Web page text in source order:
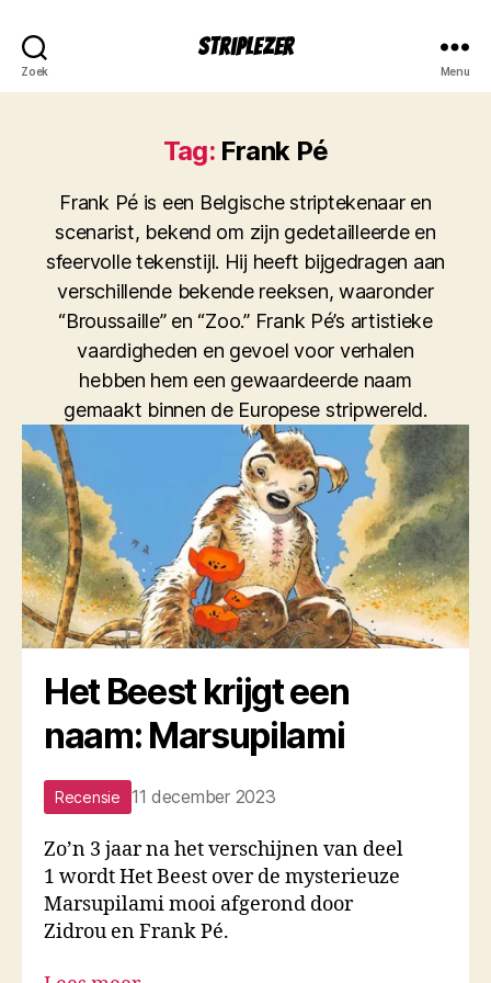
Zoek
Striplezer
Menu
Tag: Frank Pé
Frank Pé is een Belgische striptekenaar en
scenarist, bekend om zijn gedetailleerde en
sfeervolle tekenstijl. Hij heeft bijgedragen aan
verschillende bekende reeksen, waaronder
“Broussaille” en “Zoo.” Frank Pé’s artistieke
vaardigheden en gevoel voor verhalen
hebben hem een gewaardeerde naam
gemaakt binnen de Europese stripwereld.
Het Beest krijgt een
naam: Marsupilami
Recensie 11 december 2023
Zo’n 3 jaar na het verschijnen van deel
1 wordt Het Beest over de mysterieuze
Marsupilami mooi afgerond door
Zidrou en Frank Pé.